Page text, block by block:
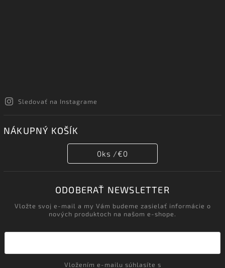
Sledovať na Instagrame
NÁKUPNÝ KOŠÍK
0ks /€0
ODOBERAŤ NEWSLETTER
Vložte svoj e-mail a my Vám budeme zasielať informácie o
nových produktoch na našom e-shope.